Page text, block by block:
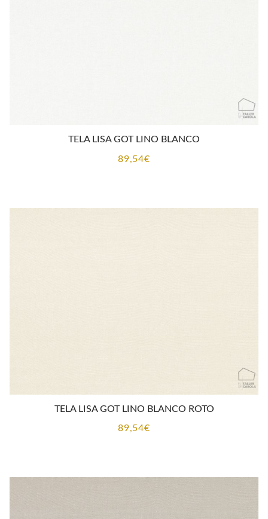
TELA LISA GOT LINO BLANCO
89,54€
TELA LISA GOT LINO BLANCO ROTO
89,54€